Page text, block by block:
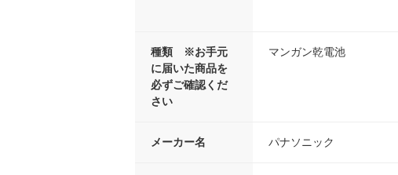
種類 ※お手元
に届いた商品を
必ずご確認くだ
さい
マンガン乾電池
メーカー名 パナソニック